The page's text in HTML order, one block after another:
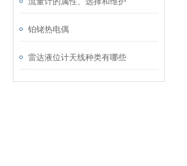
铂铑热电偶
雷达液位计天线种类有哪些